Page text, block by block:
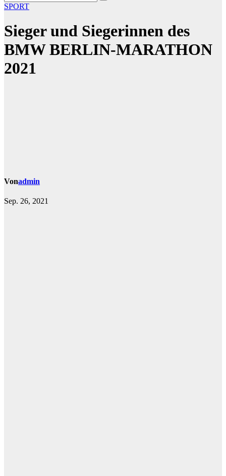
SPORT
Sieger und Siegerinnen des
BMW BERLIN-MARATHON
2021
Vonadmin
Sep. 26, 2021